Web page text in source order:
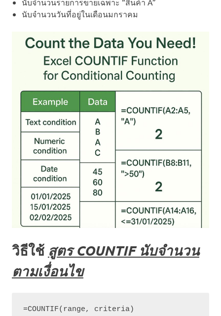
นับจำนวนวันที่อยู่ในเดือนมกราคม
วิธีใช้ สูตร COUNTIF นับจำนวน
ตามเงื่อนไข
=COUNTIF(range, criteria)